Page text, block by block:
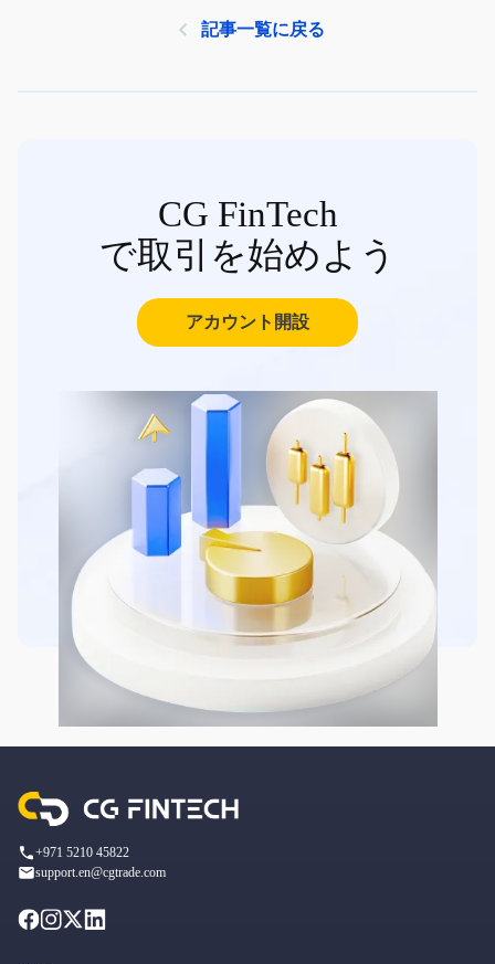
記事一覧に戻る
CG FinTech
で取引を始めよう
アカウント開設
+971 5210 45822
support.en@cgtrade.com